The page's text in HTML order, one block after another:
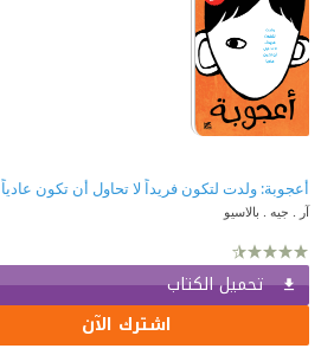
أعجوبة: ولدت لتكون فريداً لا تحاول أن تكون عادياً
آر . جيه . بالاسيو
تحميل الكتاب
اشترك الآن